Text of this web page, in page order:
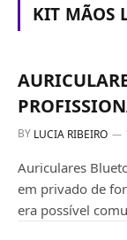
KIT MÃOS
BY LUCIA RIBEIRO
Auriculares
em privado de
era possível